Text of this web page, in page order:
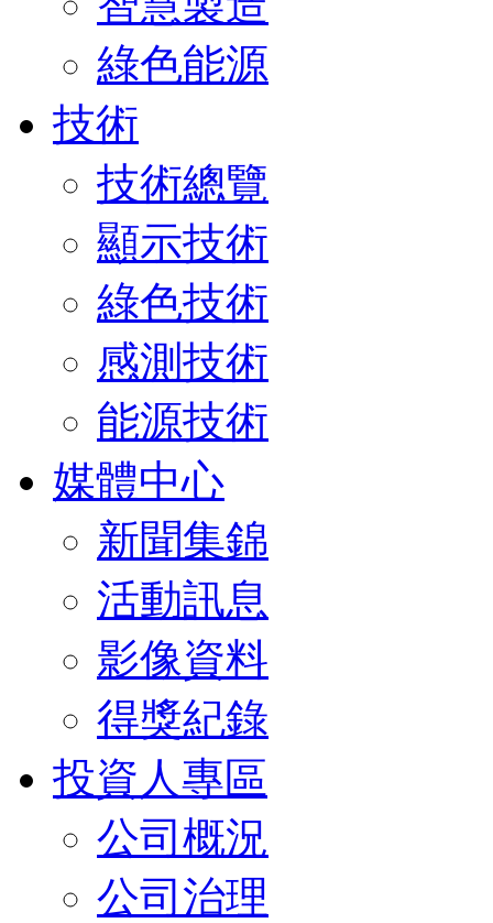
綠色能源
技術
技術總覽
顯示技術
綠色技術
感測技術
能源技術
媒體中心
新聞集錦
活動訊息
影像資料
得獎紀錄
投資人專區
公司概況
公司治理